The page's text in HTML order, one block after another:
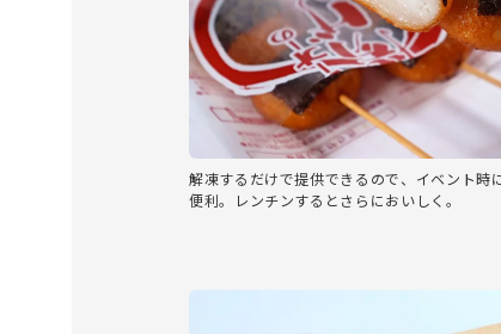
解凍するだけで提供できるので、イベント時
便利。レンチンするとさらにおいしく。